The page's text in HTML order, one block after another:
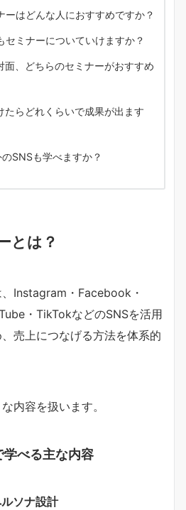
ーはどんな人におすすめですか？
セミナーについていけますか？
面、どちらのセミナーがおすすめ
たらどれくらいで成果が出ます
SNSも学べますか？
とは？
Instagram・Facebook・
・TikTokなどのSNSを活用
売上につなげる方法を体系的
内容を扱います。
べる主な内容
ソナ設計